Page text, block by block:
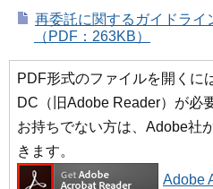
再委託に関するガイドライ
（PDF：263KB）
PDF形式のファイルを開くに
DC（旧Adobe Reader）が必
お持ちでない方は、Adobe社
きます。
Adobe